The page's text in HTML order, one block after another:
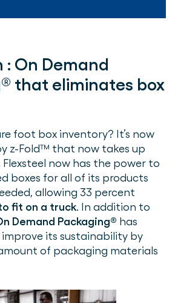
: On Demand
that eliminates box
foot box inventory? It’s now
z-Fold™ that now takes up
now has the power to
boxes for all of its products
allowing 33 percent
fit on a truck. In addition to
Demand Packaging® has
improve its sustainability by
of packaging materials